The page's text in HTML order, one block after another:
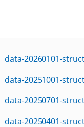
data-20260101-
data-20251001-
data-20250701-
data-20250401-